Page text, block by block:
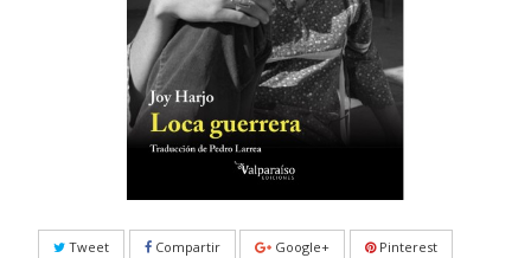
Tweet Compartir Google+ Pinterest